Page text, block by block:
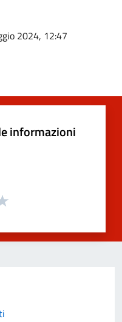
2024, 12:47
informazioni